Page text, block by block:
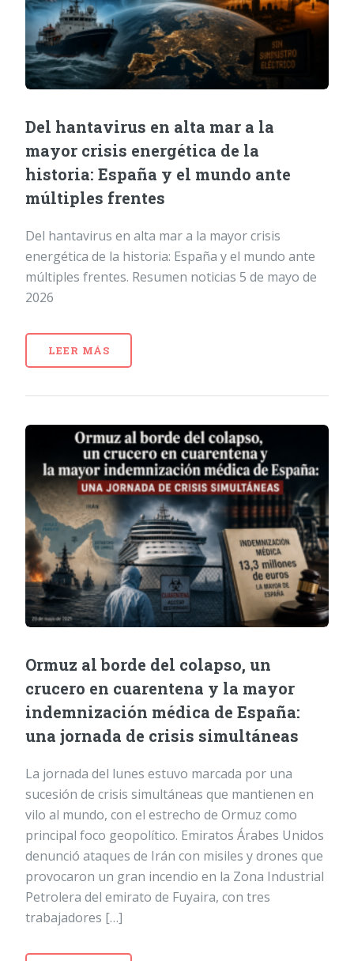
Del hantavirus en alta mar a la
mayor crisis energética de la
historia: España y el mundo ante
múltiples frentes
Del hantavirus en alta mar a la mayor crisis
energética de la historia: España y el mundo ante
múltiples frentes. Resumen noticias 5 de mayo de
2026
LEER MÁS
Ormuz al borde del colapso, un
crucero en cuarentena y la mayor
indemnización médica de España:
una jornada de crisis simultáneas
La jornada del lunes estuvo marcada por una
sucesión de crisis simultáneas que mantienen en
vilo al mundo, con el estrecho de Ormuz como
principal foco geopolítico. Emiratos Árabes Unidos
denunció ataques de Irán con misiles y drones que
provocaron un gran incendio en la Zona Industrial
Petrolera del emirato de Fuyaira, con tres
trabajadores […]